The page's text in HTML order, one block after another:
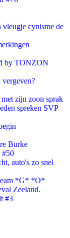
vleugje cynisme de
by TONZON
vergeven?
zijn zoon sprak
spreken SVP
Burke
#50
auto's zo snel
*G* *O*
Zeeland.
#3